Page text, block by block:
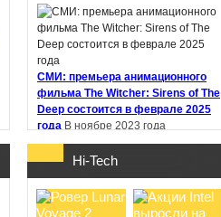
Samsung работает
наушниками Galaxy
Buds с не ...
СМИ: премьера анимационного
фильма The Witcher: Sirens of The
Deep состоится в феврале 2025
года В ноябре 2023 года
стриминговый сервис Netflix
анонсировал анимационный фильм
Witcher:...
Hi-Tech